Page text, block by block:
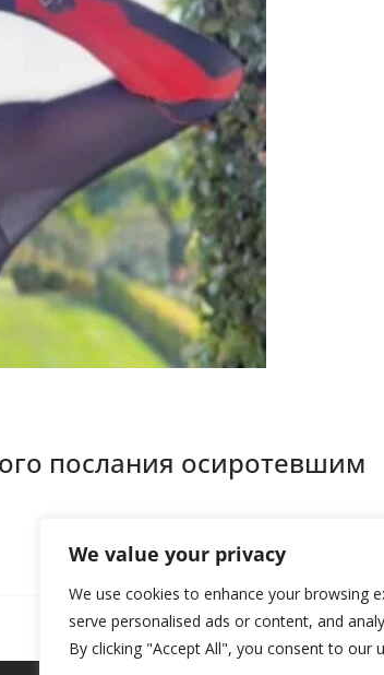
We value your privacy
We use cookies to enhance your browsing
serve personalised ads or content, and
By clicking "Accept All", you consent to our
послания осиротевшим